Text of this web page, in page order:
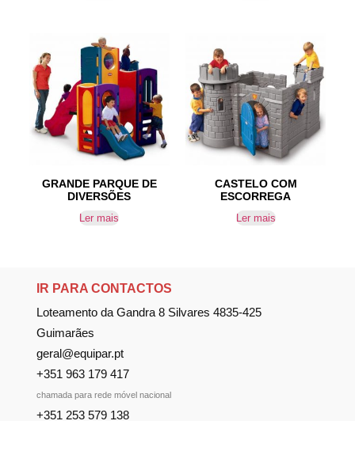
GRANDE PARQUE DE
DIVERSÕES
Ler mais
CASTELO COM
ESCORREGA
Ler mais
IR PARA CONTACTOS
Loteamento da Gandra 8 Silvares 4835-425
Guimarães
geral@equipar.pt
+351 963 179 417
chamada para rede móvel nacional
+351 253 579 138